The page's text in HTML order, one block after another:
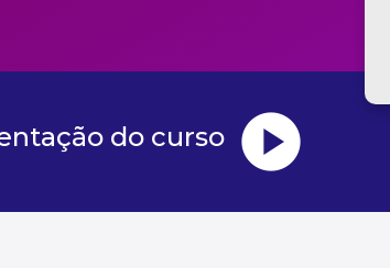
do curso play_circle